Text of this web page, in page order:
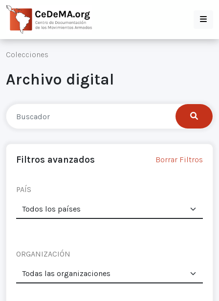
Colecciones
Archivo digital
Filtros avanzados Borrar Filtros
PAÍS
ORGANIZACIÓN